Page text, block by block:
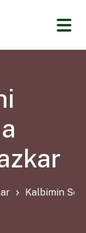
Kalbimin